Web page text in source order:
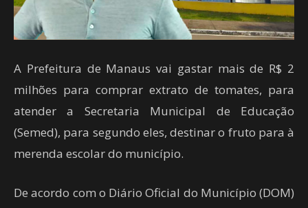
A Prefeitura de Manaus vai gastar mais de R$ 2
milhões para comprar extrato de tomates, para
atender a Secretaria Municipal de Educação
(Semed), para segundo eles, destinar o fruto para à
merenda escolar do município.
De acordo com o Diário Oficial do Município (DOM)